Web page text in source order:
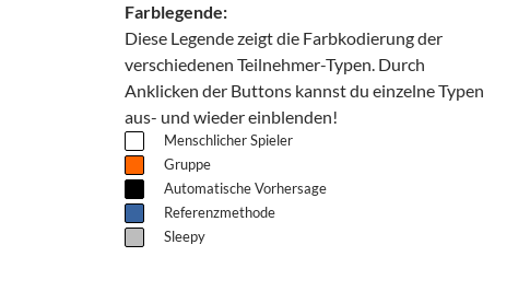
Farblegende:
Diese Legende zeigt die Farbkodierung der
verschiedenen Teilnehmer-Typen. Durch
Anklicken der Buttons kannst du einzelne Typen
aus- und wieder einblenden!
Menschlicher Spieler
Gruppe
Automatische Vorhersage
Referenzmethode
Sleepy